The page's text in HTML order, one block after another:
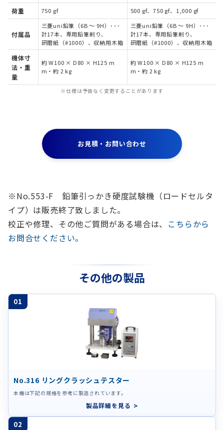
荷重 750 gf 500 gf、750 gf、1,000 gf
付属品
三菱uni鉛筆（6B ～ 9H）･･･
計17本、専用鉛筆削り、
研磨紙（#1000）、収納用木箱
三菱uni鉛筆（6B ～ 9H）･･･
計17本、専用鉛筆削り、
研磨紙（#1000）、収納用木箱
機体寸
法・重
量
約 W100 × D80 × H125 m
m・約 2 kg
約 W100 × D80 × H125 m
m・約 2 kg
※仕様は予告なく変更することがあります
お見積・お問い合わせ
※No.553-F 鉛筆引っかき硬度試験機（ロードセルタ
イプ）は販売終了致しました。
校正や修理、その他ご質問がある場合は、 こちらから
お問合せください。
その他の製品
01
No.316 リングクラッシュテスター
本機は下記の規格を参考に製造されています。
製品詳細を見る
02